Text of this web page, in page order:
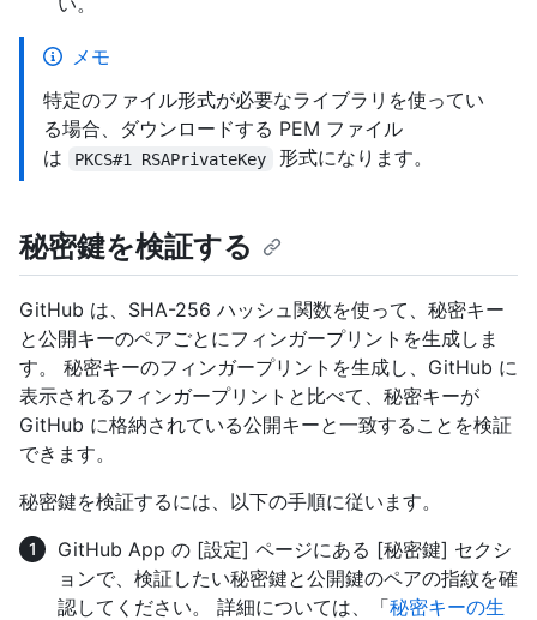
メモ
特定のファイル形式が必要なライブラリを使ってい
る場合、ダウンロードする PEM ファイル
は
PKCS#1 RSAPrivateKey 形式になります。
秘密鍵を検証する
GitHub は、SHA-256 ハッシュ関数を使って、秘密キー
と公開キーのペアごとにフィンガープリントを生成しま
す。 秘密キーのフィンガープリントを生成し、GitHub に
表示されるフィンガープリントと比べて、秘密キーが
GitHub に格納されている公開キーと一致することを検証
できます。
秘密鍵を検証するには、以下の手順に従います。
GitHub App の [設定] ページにある [秘密鍵] セクシ
ョンで、検証したい秘密鍵と公開鍵のペアの指紋を確
認してください。 詳細については、「秘密キーの生